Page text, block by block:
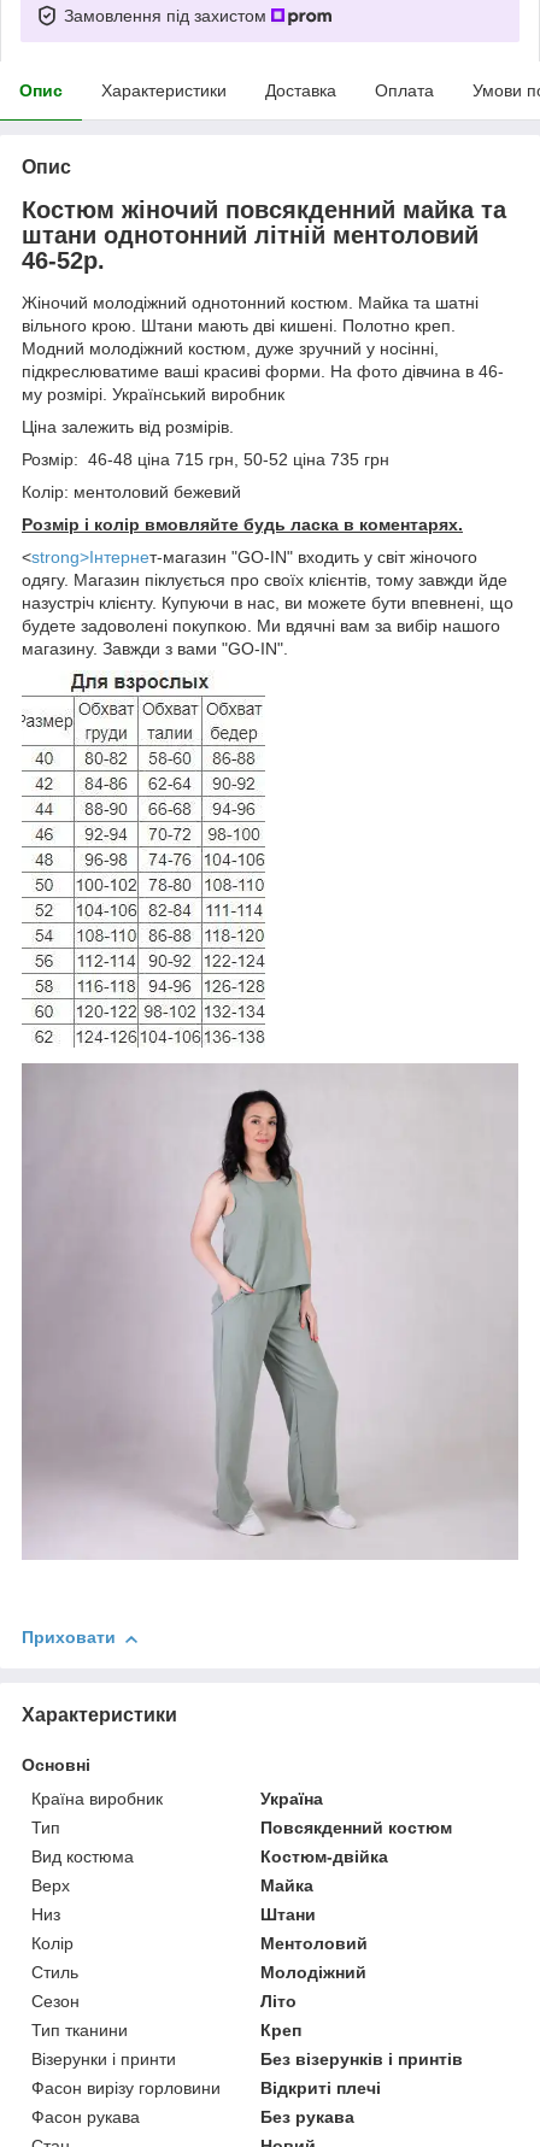
Замовлення під захистом
Опис Характеристики Доставка Оплата Умови
Опис
Костюм жіночий повсякденний майка та
штани однотонний літній ментоловий
46-52р.
Жіночий молодіжний однотонний костюм. Майка та шатні
вільного крою. Штани мають дві кишені. Полотно креп.
Модний молодіжний костюм, дуже зручний у носінні,
підкреслюватиме ваші красиві форми. На фото дівчина в 46-
му розмірі. Український виробник
Ціна залежить від розмірів.
Розмір: 46-48 ціна 715 грн, 50-52 ціна 735 грн
Колір: ментоловий бежевий
Розмір і колір вмовляйте будь ласка в коментарях.
<strong>Інтернет-магазин "GO-IN" входить у світ жіночого
одягу. Магазин піклується про своїх клієнтів, тому завжди йде
назустріч клієнту. Купуючи в нас, ви можете бути впевнені, що
будете задоволені покупкою. Ми вдячні вам за вибір нашого
магазину. Завжди з вами "GO-IN".
Приховати
Характеристики
Основні
Країна виробник
Україна
Тип
Повсякденний костюм
Вид костюма
Костюм-двійка
Верх
Майка
Низ
Штани
Колір
Ментоловий
Стиль
Молодіжний
Сезон
Літо
Тип тканини
Креп
Візерунки і принти
Без візерунків і принтів
Фасон вирізу горловини
Відкриті плечі
Фасон рукава
Без рукава